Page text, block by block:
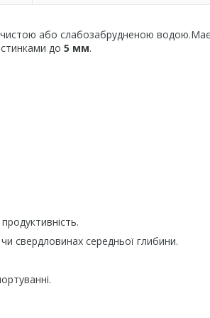
або слабозабрудненою водою.Має
до 5 мм.
свердловинах середньої глибини.